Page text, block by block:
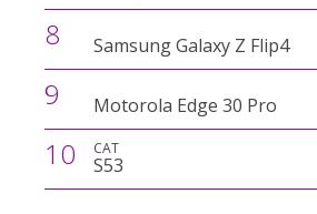
8 Samsung Galaxy Z Flip4
9 Motorola Edge 30 Pro
10 CAT
S53